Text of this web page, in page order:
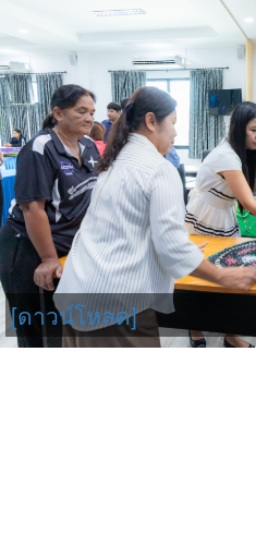
[ดาวน์โหลด]